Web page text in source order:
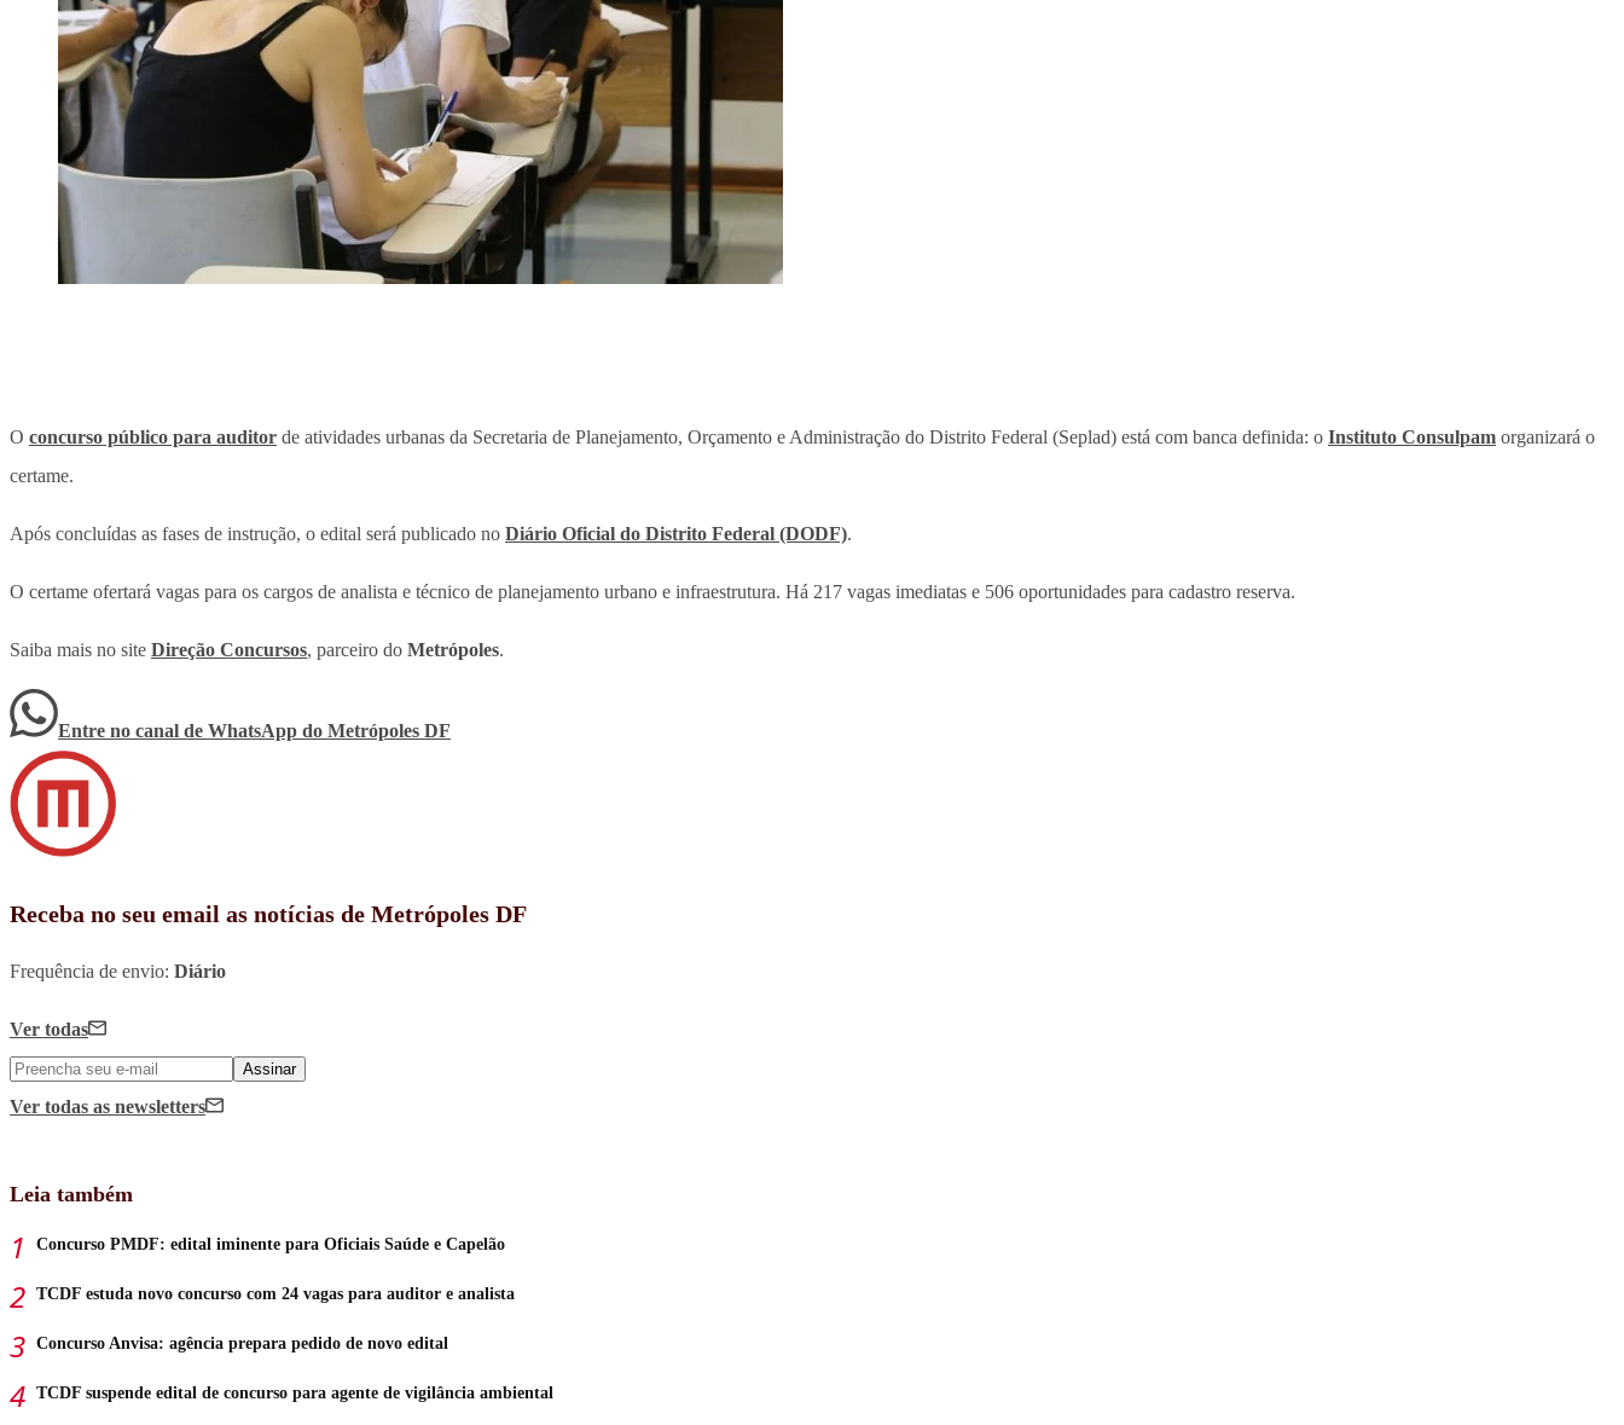
O concurso público para auditor de atividades urbanas da Secretaria de Planejamento, Orçamento e Administração do Distrito Federal (Seplad) está com banca definida: o Instituto Consulpam organizará o
certame.
Após concluídas as fases de instrução, o edital será publicado no Diário Oficial do Distrito Federal (DODF).
O certame ofertará vagas para os cargos de analista e técnico de planejamento urbano e infraestrutura. Há 217 vagas imediatas e 506 oportunidades para cadastro reserva.
Saiba mais no site Direção Concursos, parceiro do Metrópoles.
Entre no canal de WhatsApp do Metrópoles DF
Receba no seu email as notícias de Metrópoles DF
Frequência de envio: Diário
Ver todas
Assinar
Ver todas as newsletters
Leia também
Concurso PMDF: edital iminente para Oficiais Saúde e Capelão
TCDF estuda novo concurso com 24 vagas para auditor e analista
Concurso Anvisa: agência prepara pedido de novo edital
TCDF suspende edital de concurso para agente de vigilância ambiental